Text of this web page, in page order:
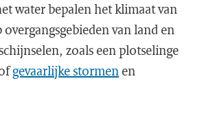
water bepalen het klimaat van
van land en
zoals een plotselinge
gevaarlijke stormenen